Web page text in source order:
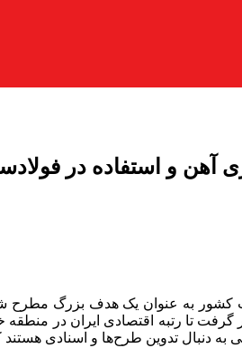
آهن و استفاده در
به عنوان یک هدف بزرگ مطرح
دنبال تدوین طرح‌ها و اسنادی هستند